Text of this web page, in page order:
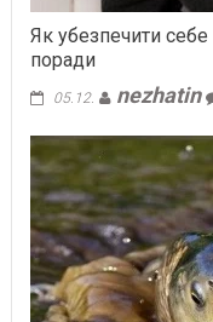
Як убезпечити
поради
05.12. nezhatin